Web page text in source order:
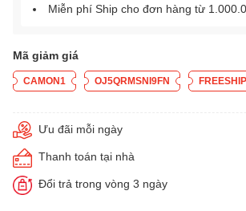
Miễn phí Ship cho đơn hàng từ
Mã giảm giá
CAMON1 OJ5QRMSNI9FN FREESHIP
Ưu đãi mỗi ngày
Thanh toán tại nhà
Đổi trả trong vòng 3 ngày